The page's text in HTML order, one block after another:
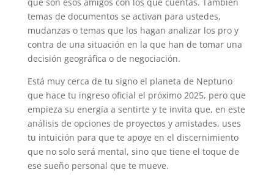
temas de documentos se activan para ustedes,
mudanzas o temas que los hagan analizar los pro y
contra de una situación en la que han de tomar una
decisión geográfica o de negociación.
Está muy cerca de tu signo el planeta de Neptuno
que hace tu ingreso oficial el próximo 2025, pero que
empieza su energía a sentirte y te invita que, en este
análisis de opciones de proyectos y amistades, uses
tu intuición para que te apoye en el discernimiento
que no solo será mental, sino que tiene el toque de
ese sueño personal que te mueve.